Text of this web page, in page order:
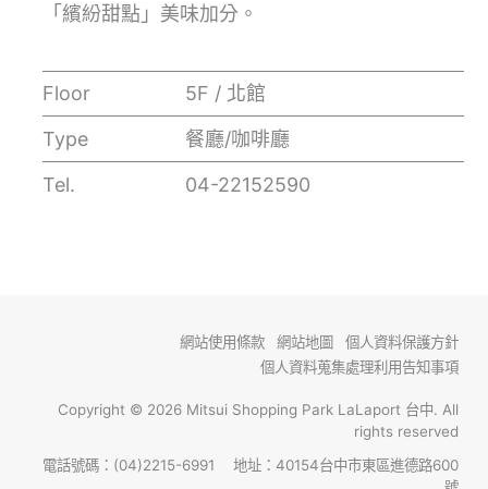
「繽紛甜點」美味加分。
Floor
5F / 北館
Type
餐廳/咖啡廳
Tel.
04-22152590
網站使用條款 網站地圖
個人資料保護方針
個人資料蒐集處理利用告知事項
Copyright © 2026 Mitsui Shopping Park LaLaport 台中. All
rights reserved
電話號碼：(04)2215-6991 地址：40154台中市東區進德路600